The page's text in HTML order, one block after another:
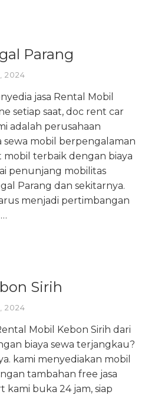
Parang
2024
jasa Rental Mobil
setiap saat, doc rent car
adalah perusahaan
sewa mobil berpengalaman
terbaik dengan biaya
penunjang mobilitas
Parang dan sekitarnya.
menjadi pertimbangan
Sirih
2024
Mobil Kebon Sirih dari
biaya sewa terjangkau?
kami menyediakan mobil
tambahan free jasa
kami buka 24 jam, siap